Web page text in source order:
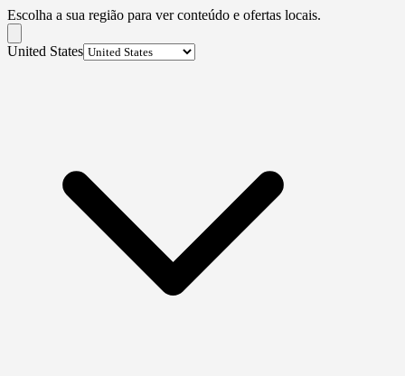
Escolha a sua região para ver conteúdo e ofertas locais.
United States